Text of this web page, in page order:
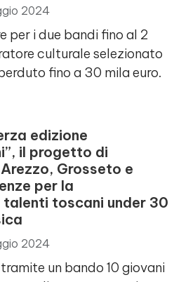
2024
per i due bandi fino al 2
culturale selezionato
fino a 30 mila euro.
edizione
il progetto di
Grosseto e
per la
toscani under 30
2024
un bando 10 giovani